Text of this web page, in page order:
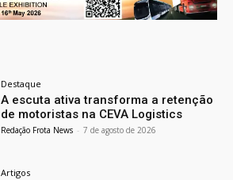
Destaque
A escuta ativa transforma a retenção
de motoristas na CEVA Logistics
Redação Frota News - 7 de agosto de 2026
Artigos